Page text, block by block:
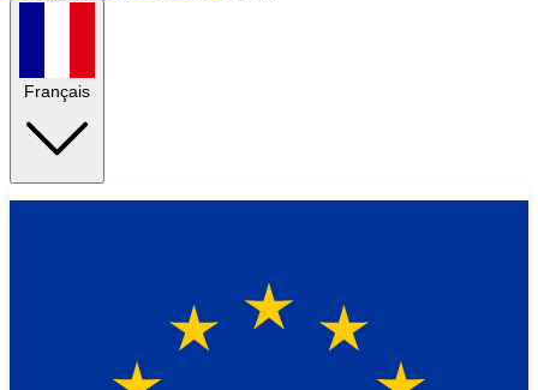
Français